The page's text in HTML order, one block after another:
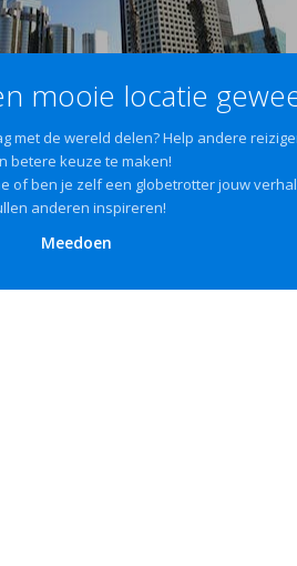
mooie locatie
met de wereld delen? Help andere
betere keuze te maken!
of ben je zelf een globetrotter jouw
anderen inspireren!
Meedoen